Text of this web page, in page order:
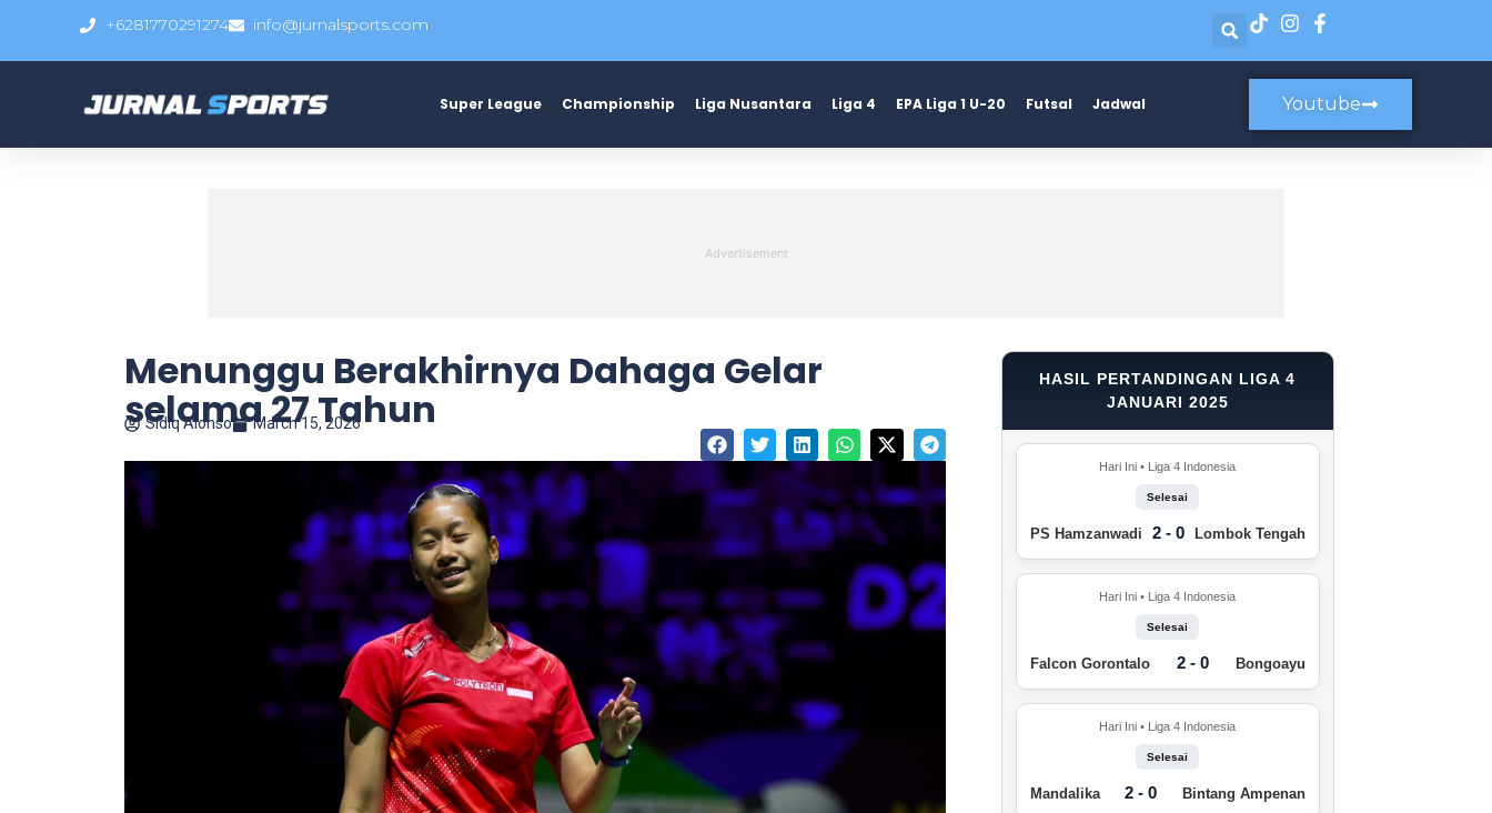
+6281770291274 info@jurnalsports.com
Super League Championship Liga Nusantara Liga 4 EPA Liga 1 U-20 Futsal Jadwal Youtube
HASIL PERTANDINGAN LIGA 4
JANUARI 2025
Hari Ini • Liga 4 Indonesia
Selesai
PS Hamzanwadi 2 - 0 Lombok Tengah
Hari Ini • Liga 4 Indonesia
Selesai
Falcon Gorontalo 2 - 0 Bongoayu
Hari Ini • Liga 4 Indonesia
Selesai
Mandalika 2 - 0 Bintang Ampenan
Menunggu Berakhirnya Dahaga Gelar
selama 27 Tahun
Sidiq Alonso March 15, 2026